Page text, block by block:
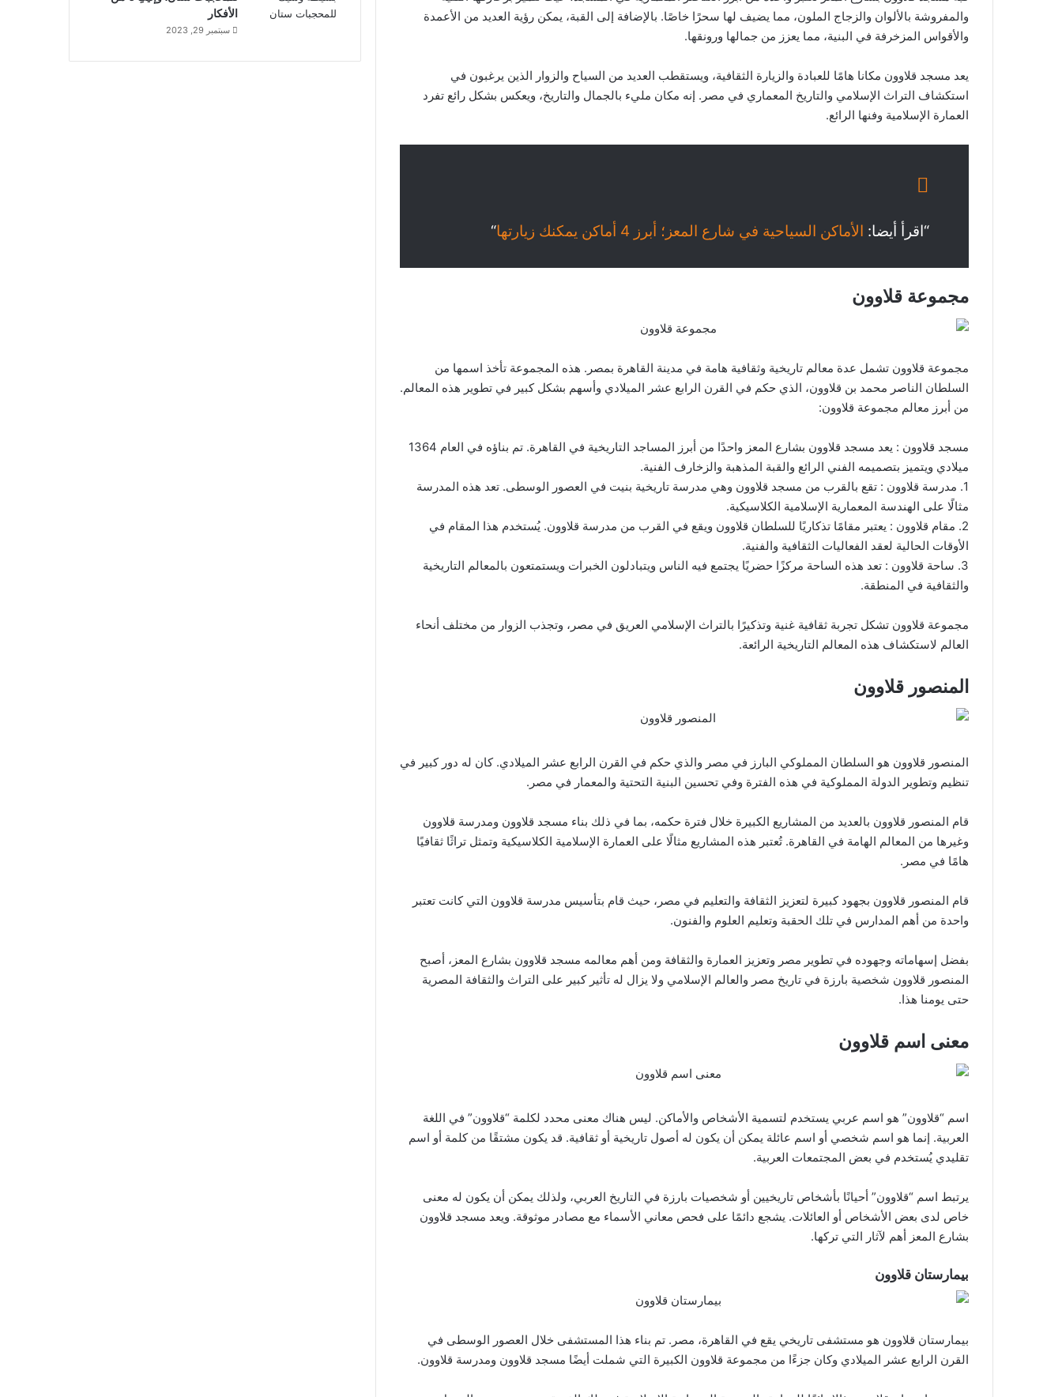
والمفروشة بالألوان والزجاج الملون، مما يضيف لها سحرًا خاصًا. بالإضافة إلى القبة، يمكن رؤية العديد من الأعمدة
والأقواس المزخرفة في البنية، مما يعزز من جمالها ورونقها.
يعد مسجد قلاوون مكانا هامًا للعبادة والزيارة الثقافية، ويستقطب العديد من السياح والزوار الذين يرغبون في
استكشاف التراث الإسلامي والتاريخ المعماري في مصر. إنه مكان مليء بالجمال والتاريخ، ويعكس بشكل رائع تفرد
العمارة الإسلامية وفنها الرائع.
“اقرأ أيضا: الأماكن السياحية في شارع المعز؛ أبرز 4 أماكن يمكنك زيارتها “
مجموعة قلاوون
مجموعة قلاوون تشمل عدة معالم تاريخية وثقافية هامة في مدينة القاهرة بمصر. هذه المجموعة تأخذ اسمها من
السلطان الناصر محمد بن قلاوون، الذي حكم في القرن الرابع عشر الميلادي وأسهم بشكل كبير في تطوير هذه المعالم.
من أبرز معالم مجموعة قلاوون:
مسجد قلاوون : يعد مسجد قلاوون بشارع المعز واحدًا من أبرز المساجد التاريخية في القاهرة. تم بناؤه في العام 1364
ميلادي ويتميز بتصميمه الفني الرائع والقبة المذهبة والزخارف الفنية.
1. مدرسة قلاوون : تقع بالقرب من مسجد قلاوون وهي مدرسة تاريخية بنيت في العصور الوسطى. تعد هذه المدرسة
مثالًا على الهندسة المعمارية الإسلامية الكلاسيكية.
2. مقام قلاوون : يعتبر مقامًا تذكاريًا للسلطان قلاوون ويقع في القرب من مدرسة قلاوون. يُستخدم هذا المقام في
الأوقات الحالية لعقد الفعاليات الثقافية والفنية.
3. ساحة قلاوون : تعد هذه الساحة مركزًا حضريًا يجتمع فيه الناس ويتبادلون الخبرات ويستمتعون بالمعالم التاريخية
والثقافية في المنطقة.
مجموعة قلاوون تشكل تجربة ثقافية غنية وتذكيرًا بالتراث الإسلامي العريق في مصر، وتجذب الزوار من مختلف أنحاء
العالم لاستكشاف هذه المعالم التاريخية الرائعة.
المنصور قلاوون
المنصور قلاوون هو السلطان المملوكي البارز في مصر والذي حكم في القرن الرابع عشر الميلادي. كان له دور كبير في
تنظيم وتطوير الدولة المملوكية في هذه الفترة وفي تحسين البنية التحتية والمعمار في مصر.
قام المنصور قلاوون بالعديد من المشاريع الكبيرة خلال فترة حكمه، بما في ذلك بناء مسجد قلاوون ومدرسة قلاوون
وغيرها من المعالم الهامة في القاهرة. تُعتبر هذه المشاريع مثالًا على العمارة الإسلامية الكلاسيكية وتمثل تراثًا ثقافيًا
هامًا في مصر.
قام المنصور قلاوون بجهود كبيرة لتعزيز الثقافة والتعليم في مصر، حيث قام بتأسيس مدرسة قلاوون التي كانت تعتبر
واحدة من أهم المدارس في تلك الحقبة وتعليم العلوم والفنون.
بفضل إسهاماته وجهوده في تطوير مصر وتعزيز العمارة والثقافة ومن أهم معالمه مسجد قلاوون بشارع المعز، أصبح
المنصور قلاوون شخصية بارزة في تاريخ مصر والعالم الإسلامي ولا يزال له تأثير كبير على التراث والثقافة المصرية
حتى يومنا هذا.
معنى اسم قلاوون
اسم “قلاوون” هو اسم عربي يستخدم لتسمية الأشخاص والأماكن. ليس هناك معنى محدد لكلمة “قلاوون” في اللغة
العربية. إنما هو اسم شخصي أو اسم عائلة يمكن أن يكون له أصول تاريخية أو ثقافية. قد يكون مشتقًا من كلمة أو اسم
تقليدي يُستخدم في بعض المجتمعات العربية.
يرتبط اسم “قلاوون” أحيانًا بأشخاص تاريخيين أو شخصيات بارزة في التاريخ العربي، ولذلك يمكن أن يكون له معنى
خاص لدى بعض الأشخاص أو العائلات. يشجع دائمًا على فحص معاني الأسماء مع مصادر موثوقة. ويعد مسجد قلاوون
بشارع المعز أهم لآثار التي تركها.
بيمارستان قلاوون
بيمارستان قلاوون هو مستشفى تاريخي يقع في القاهرة، مصر. تم بناء هذا المستشفى خلال العصور الوسطى في
القرن الرابع عشر الميلادي وكان جزءًا من مجموعة قلاوون الكبيرة التي شملت أيضًا مسجد قلاوون ومدرسة قلاوون.
الأفكار
سبتمبر 29, 2023